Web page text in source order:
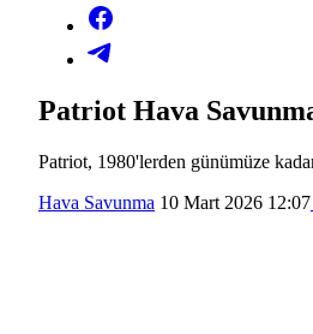
Patriot Hava
Patriot, 1980'lerden günümüze
Hava Savunma 10 Mart 2026 12:07